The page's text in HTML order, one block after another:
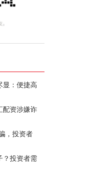
显：便捷高
配资涉嫌诈
，投资者
？投资者需